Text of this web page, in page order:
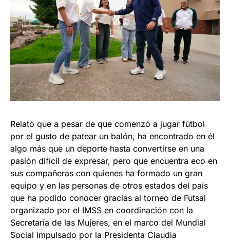
Relató que a pesar de que comenzó a jugar fútbol
por el gusto de patear un balón, ha encontrado en él
algo más que un deporte hasta convertirse en una
pasión difícil de expresar, pero que encuentra eco en
sus compañeras con quienes ha formado un gran
equipo y en las personas de otros estados del país
que ha podido conocer gracias al torneo de Futsal
organizado por el IMSS en coordinación con la
Secretaría de las Mujeres, en el marco del Mundial
Social impulsado por la Presidenta Claudia